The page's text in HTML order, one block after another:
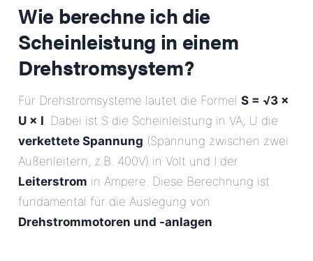
Wie berechne ich die
Scheinleistung in einem
Drehstromsystem?
Für Drehstromsysteme lautet die Formel S = √3 ×
U × I. Dabei ist S die Scheinleistung in VA, U die
verkettete Spannung (Spannung zwischen zwei
Außenleitern, z.B. 400V) in Volt und I der
Leiterstrom in Ampere. Diese Berechnung ist
fundamental für die Auslegung von
Drehstrommotoren und -anlagen.